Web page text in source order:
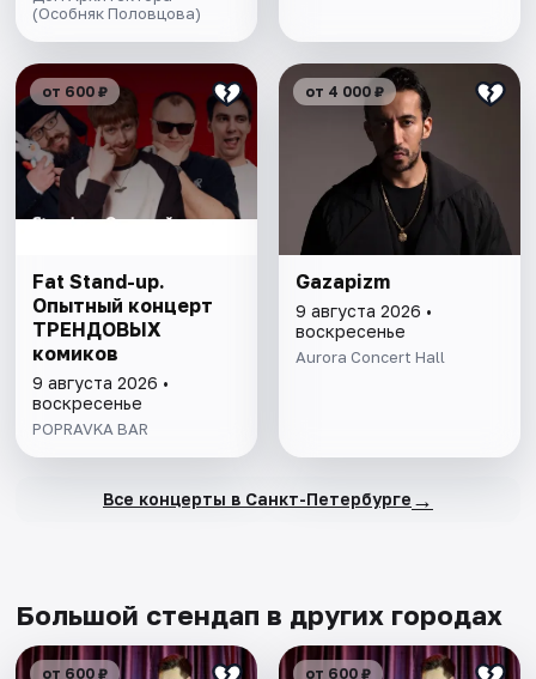
(Особняк Половцова)
от 600 ₽
Fat Stand-up.
Опытный концерт
ТРЕНДОВЫХ
комиков
9 августа 2026 •
воскресенье
POPRAVKA BAR
от 4 000 ₽
Gazapizm
9 августа 2026 •
воскресенье
Aurora Concert Hall
Все концерты в Санкт-Петербурге →
Большой стендап в других городах
от 600 ₽ от 600 ₽